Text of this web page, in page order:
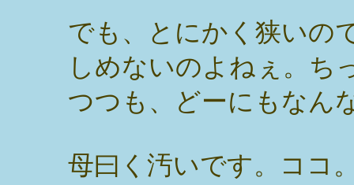
でも、とにかく狭いの
しめないのよねぇ。ち
つつも、どーにもなん
母曰く汚いです。ココ